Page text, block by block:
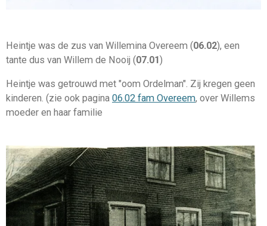
Heintje was de zus van Willemina Overeem (06.02), een
tante dus van Willem de Nooij (07.01)
Heintje was getrouwd met "oom Ordelman". Zij kregen geen
kinderen. (zie ook pagina 06.02 fam Overeem, over Willems
moeder en haar familie